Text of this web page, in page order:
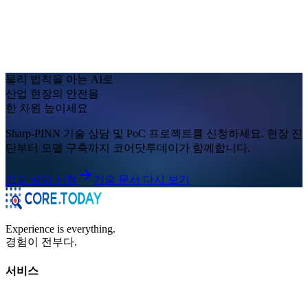
물리 법칙을 아는 AI로
산업 현장의 안전 을
한 차원 높이세요
Sharp-PINN 기술 상담 및 PoC 프로젝트를 신청하세요. 현장 진
단부터 모델 구축까지 코어닷투데이가 함께합니다.
기술 상담 신청 기술 문서 다시 보기
Experience is everything.
경험이 전부다.
서비스